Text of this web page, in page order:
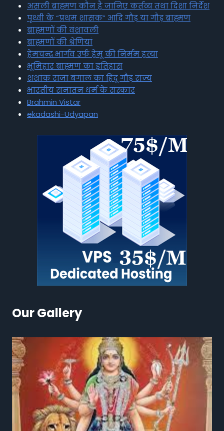
असली ब्राह्मण कौन है जानिए कर्तव्य तथा दिशा निर्देश
पृथ्वी के “प्रथम शासक” आदि गौड़ या गौड़ ब्राह्मण
ब्राह्मणों की वंशावली
ब्राह्मणों की श्रेणियां
हेमचन्द्र भार्गव उर्फ हेमू की निर्मम हत्या
भूमिहार ब्राह्मण का इतिहास
शशांक राजा बंगाल का हिंदू गौड़ राज्य
भारतीय सनातन धर्म के संस्कार
Brahmin Vistar
ekadashi-Udyapan
Our Gallery